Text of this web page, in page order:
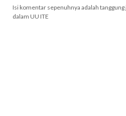
Isi komentar sepenuhnya adalah
dalam UU ITE